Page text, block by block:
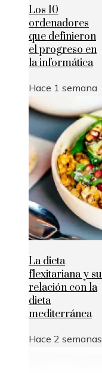
Los 10
ordenadores
que definieron
el progreso en
la informática
Hace 1 semana
La dieta
flexitariana y su
relación con la
dieta
mediterránea
Hace 2 semanas